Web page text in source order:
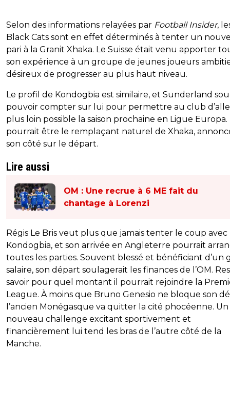
Selon des informations relayées par Football Insider,
Black Cats sont en effet déterminés à tenter un
pari à la Granit Xhaka. Le Suisse était venu apporter
son expérience à un groupe de jeunes joueurs
désireux de progresser au plus haut niveau.
Le profil de Kondogbia est similaire, et Sunderland
pouvoir compter sur lui pour permettre au club
plus loin possible la saison prochaine en Ligue Europa.
pourrait être le remplaçant naturel de Xhaka,
son côté sur le départ.
Lire aussi
OM : Une recrue à 6 ME fait du
chantage à Lorenzi
Régis Le Bris veut plus que jamais tenter le coup avec
Kondogbia, et son arrivée en Angleterre pourrait
toutes les parties. Souvent blessé et bénéficiant d’un
salaire, son départ soulagerait les finances de l’OM.
savoir pour quel montant il pourrait rejoindre la
League. À moins que Bruno Genesio ne bloque son
l’ancien Monégasque va quitter la cité phocéenne. Un
nouveau challenge excitant sportivement et
financièrement lui tend les bras de l’autre côté de la
Manche.